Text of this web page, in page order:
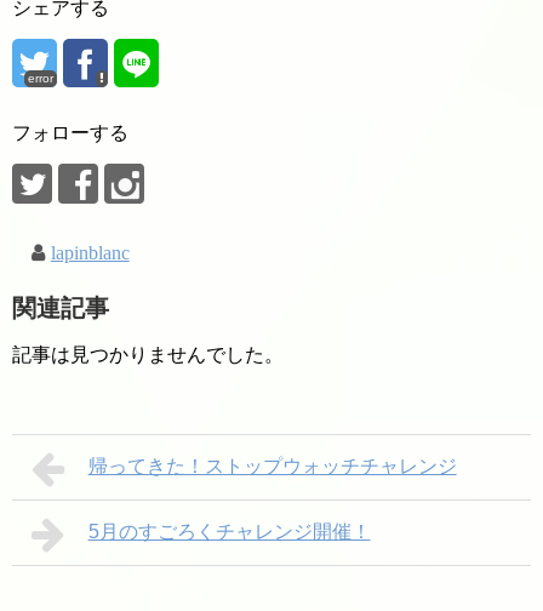
シェアする
error
フォローする
lapinblanc
関連記事
記事は見つかりませんでした。
帰ってきた！ストップウォッチチャレンジ
5月のすごろくチャレンジ開催！
アクセス・お問い合わせ
駐車場への行き方（宝塚方面から来られる場合）
駐車場への行き方（西宮北口・伊丹・尼崎方面か